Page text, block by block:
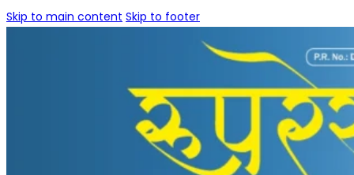
Skip to main content Skip to footer